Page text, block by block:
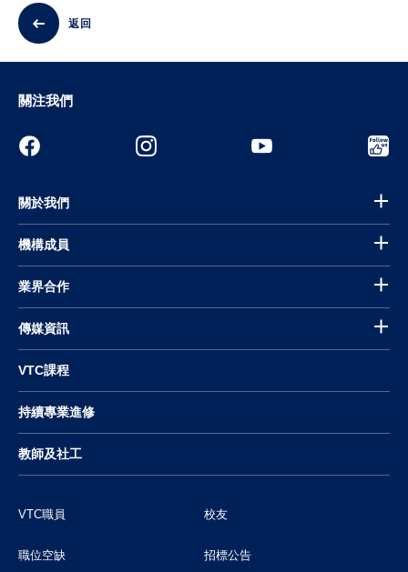
返回
關注我們
關於我們
機構成員
業界合作
傳媒資訊
VTC課程
持續專業進修
教師及社工
VTC職員 校友
職位空缺 招標公告